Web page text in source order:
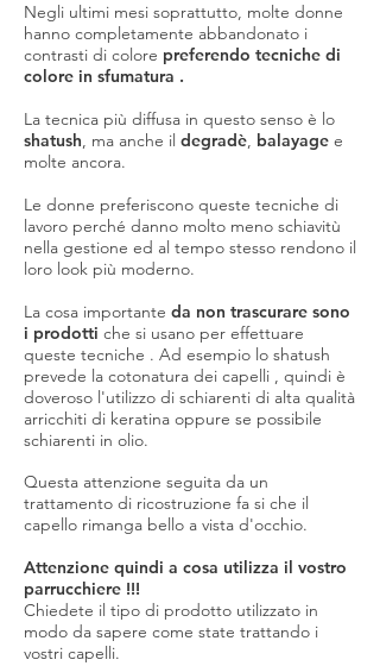
Negli ultimi mesi soprattutto, molte donne
hanno completamente abbandonato i
contrasti di colore preferendo tecniche di
colore in sfumatura .
La tecnica più diffusa in questo senso è lo
shatush, ma anche il degradè, balayage e
molte ancora.
Le donne preferiscono queste tecniche di
lavoro perché danno molto meno schiavitù
nella gestione ed al tempo stesso rendono il
loro look più moderno.
La cosa importante da non trascurare sono
i prodotti che si usano per effettuare
queste tecniche . Ad esempio lo shatush
prevede la cotonatura dei capelli , quindi è
doveroso l'utilizzo di schiarenti di alta qualità
arricchiti di keratina oppure se possibile
schiarenti in olio.
Questa attenzione seguita da un
trattamento di ricostruzione fa si che il
capello rimanga bello a vista d'occhio.
Attenzione quindi a cosa utilizza il vostro
parrucchiere !!!
Chiedete il tipo di prodotto utilizzato in
modo da sapere come state trattando i
vostri capelli.